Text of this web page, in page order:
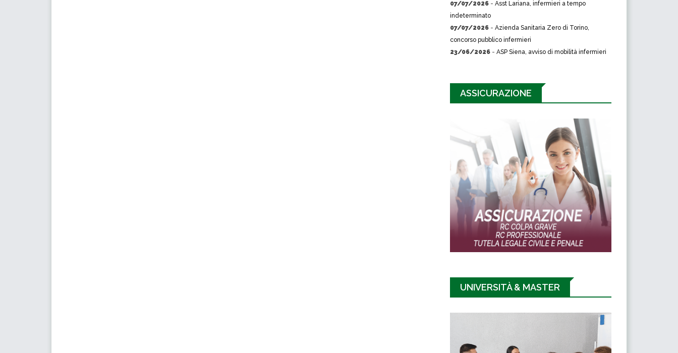
07/07/2026 - Asst Lariana, infermieri a tempo
indeterminato
07/07/2026 - Azienda Sanitaria Zero di Torino,
concorso pubblico infermieri
23/06/2026 - ASP Siena, avviso di mobilità infermieri
ASSICURAZIONE
UNIVERSITÀ & MASTER